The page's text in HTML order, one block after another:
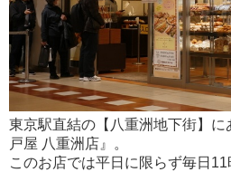
東京駅直結の【八重洲地下街】
戸屋 八重洲店』。
このお店では平日に限らず毎日